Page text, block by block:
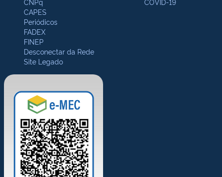
CAPES
Periódicos
FADEX
FINEP
Desconectar da Rede
Site Legado